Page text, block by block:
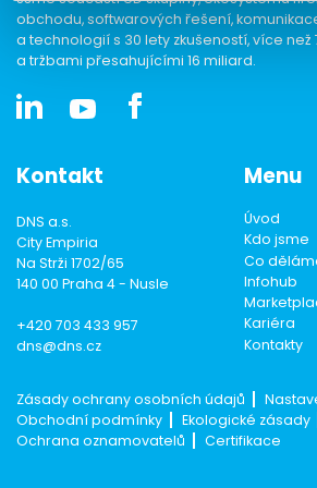
obchodu, softwarových řešení,
a technologií s 30 lety zkušeností, více
a tržbami přesahujícími 16 miliard.
Kontakt
DNS a.s.
City Empiria
Na Strži 1702/65
140 00 Praha 4 - Nusle
+420 703 433 957
dns@dns.cz
Menu
Úvod
Kdo jsme
Co
Infohub
Kariéra
Kontakty
Zásady ochrany osobních údajů
Obchodní podmínky
Ekologické zásady
Ochrana oznamovatelů
Certifikace